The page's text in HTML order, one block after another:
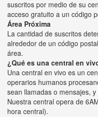
suscritos por medio de su
acceso gratuito a un código
Área Próxima
La cantidad de suscritos
alrededor de un código
área.
¿Qué es una central en
Una central en vivo es un
operarios humanos
sean llamadas o mensajes,
Nuestra central opera de
hora central).